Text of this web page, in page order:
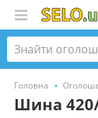
Головна
Шина 420/